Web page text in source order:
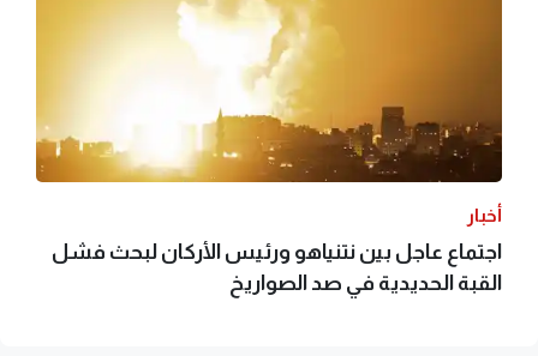
أخبار
اجتماع عاجل بين نتنياهو ورئيس الأركان لبحث فشل
القبة الحديدية في صد الصواريخ